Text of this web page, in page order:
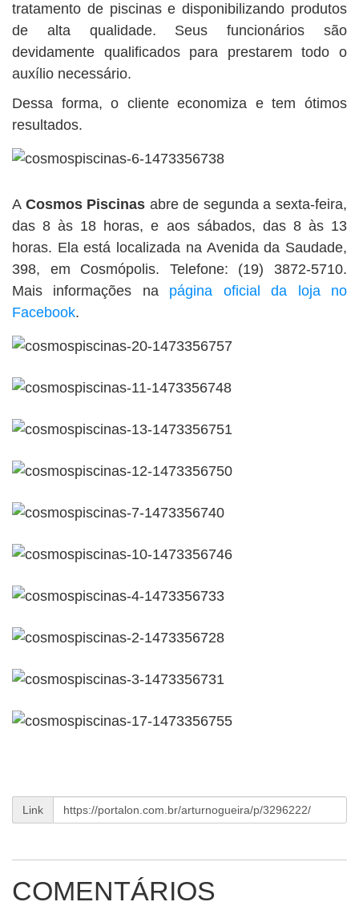
tratamento de piscinas e disponibilizando produtos
de alta qualidade. Seus funcionários são
devidamente qualificados para prestarem todo o
auxílio necessário.
Dessa forma, o cliente economiza e tem ótimos
resultados.
A Cosmos Piscinas abre de segunda a sexta-feira,
das 8 às 18 horas, e aos sábados, das 8 às 13
horas. Ela está localizada na Avenida da Saudade,
398, em Cosmópolis. Telefone: (19) 3872-5710.
Mais informações na página oficial da loja no
Facebook.
Link
COMENTÁRIOS